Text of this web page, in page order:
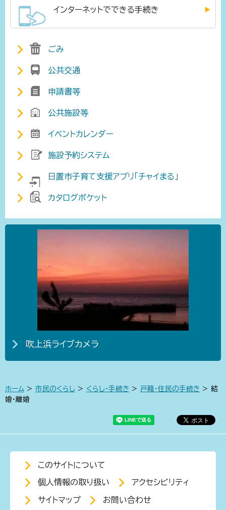
インターネットでできる手続き
ごみ
公共交通
申請書等
公共施設等
イベントカレンダー
施設予約システム
日置市子育て支援アプリ「チャイまる」
カタログポケット
吹上浜ライブカメラ
ホーム > 市民のくらし > くらし・手続き > 戸籍・住民の手続き > 結
婚・離婚
このサイトについて
個人情報の取り扱い アクセシビリティ
サイトマップ お問い合わせ